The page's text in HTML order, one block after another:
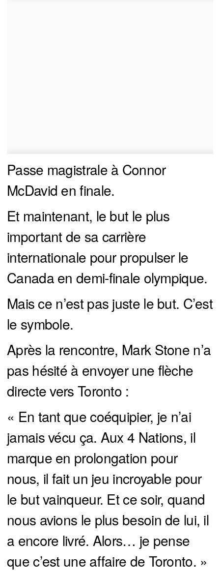
Passe magistrale à Connor
McDavid en finale.
Et maintenant, le but le plus
important de sa carrière
internationale pour propulser le
Canada en demi-finale olympique.
Mais ce n’est pas juste le but. C’est
le symbole.
Après la rencontre, Mark Stone n’a
pas hésité à envoyer une flèche
directe vers Toronto :
« En tant que coéquipier, je n’ai
jamais vécu ça. Aux 4 Nations, il
marque en prolongation pour
nous, il fait un jeu incroyable pour
le but vainqueur. Et ce soir, quand
nous avions le plus besoin de lui, il
a encore livré. Alors… je pense
que c’est une affaire de Toronto. »